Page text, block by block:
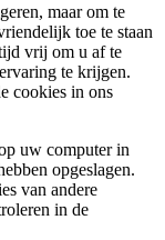
maar om te
toe te staan
vrij om u af te
te krijgen.
cookies in ons
uw computer in
opgeslagen.
van andere
in de